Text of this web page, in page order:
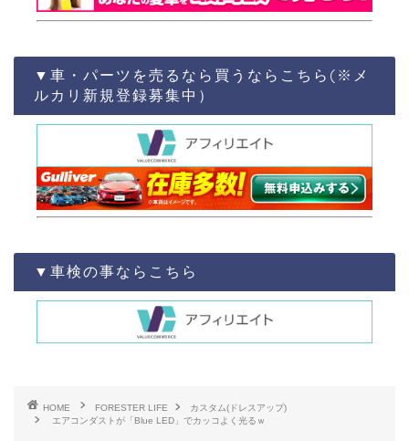
▼車・パーツを売るなら買うならこちら(※メ
ルカリ新規登録募集中）
▼車検の事ならこちら
HOME FORESTER LIFE
カスタム(ドレスアップ)
エアコンダストが「Blue LED」でカッコよく光るｗ